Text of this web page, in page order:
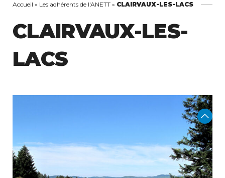
Accueil » Les adhérents de l'ANETT » CLAIRVAUX-LES-LACS
CLAIRVAUX-LES-
LACS